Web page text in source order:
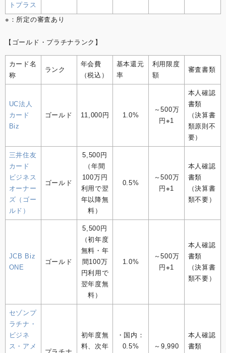
トプラス
※：所定の審査あり
【ゴールド・プラチナランク】
カード名
称
ランク
年会費
（税込）
基本還元
率
利用限度
額
審査書類
UC法人
カード
Biz
ゴールド 11,000円 1.0%
～500万
円※1
本人確認
書類
（決算書
類原則不
要）
三井住友
カード
ビジネス
オーナー
ズ（ゴー
ルド）
ゴールド
5,500円
（年間
100万円
利用で翌
年以降無
料）
0.5%
～500万
円※1
本人確認
書類
（決算書
類不要）
JCB Biz
ONE
ゴールド
5,500円
（初年度
無料・年
間100万
円利用で
翌年度無
料）
1.0%
～500万
円※1
本人確認
書類
（決算書
類不要）
セゾンプ
ラチナ・
ビジネ
ス・アメ
初年度無
料、次年
・国内：
0.5%
～9,990
本人確認
書類